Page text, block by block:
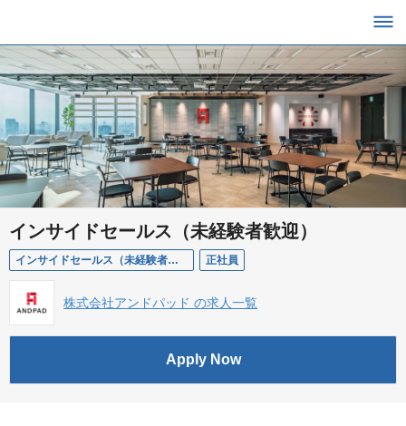
インサイドセールス（未経験者歓迎）
インサイドセールス（未経験者歓迎） 正社員
株式会社アンドパッド の求人一覧
Apply Now